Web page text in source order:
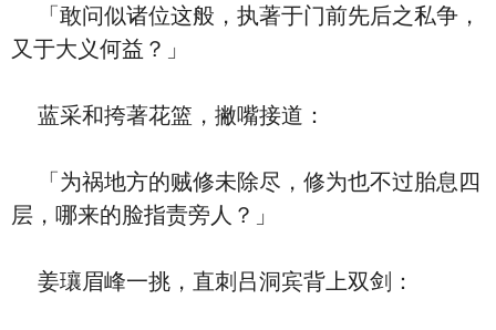
「敢问似诸位这般，执著于门前先后之私争，
又于大义何益？」
蓝采和挎著花篮，撇嘴接道：
「为祸地方的贼修未除尽，修为也不过胎息四
层，哪来的脸指责旁人？」
姜瓖眉峰一挑，直刺吕洞宾背上双剑：